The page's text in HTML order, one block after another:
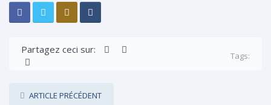
Partagez ceci sur:
Tags:
ARTICLE PRÉCÉDENT